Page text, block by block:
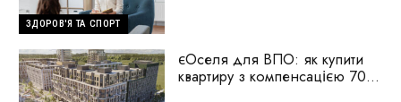
ЗДОРОВ'Я ТА СПОРТ
єОселя для ВПО: як купити
квартиру з компенсацією 70%